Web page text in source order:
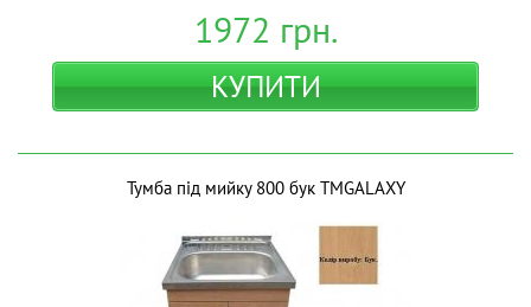
1972 грн.
КУПИТИ
Тумба під мийку 800 бук ТМGALAXY